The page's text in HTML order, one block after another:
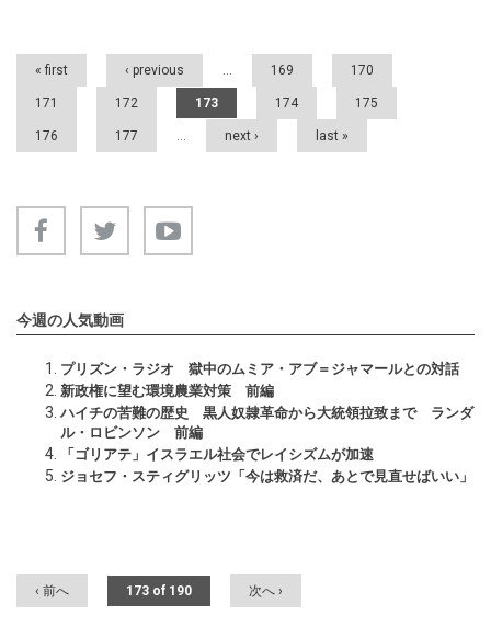
Pages
« first ‹ previous … 169 170
171 172 173 174 175
176 177 … next › last »
今週の人気動画
プリズン・ラジオ 獄中のムミア・アブ＝ジャマールとの対話
新政権に望む環境農業対策 前編
ハイチの苦難の歴史 黒人奴隷革命から大統領拉致まで ランダ
ル・ロビンソン 前編
「ゴリアテ」イスラエル社会でレイシズムが加速
ジョセフ・スティグリッツ「今は救済だ、あとで見直せばいい」
‹ 前へ 173 of 190 次へ ›